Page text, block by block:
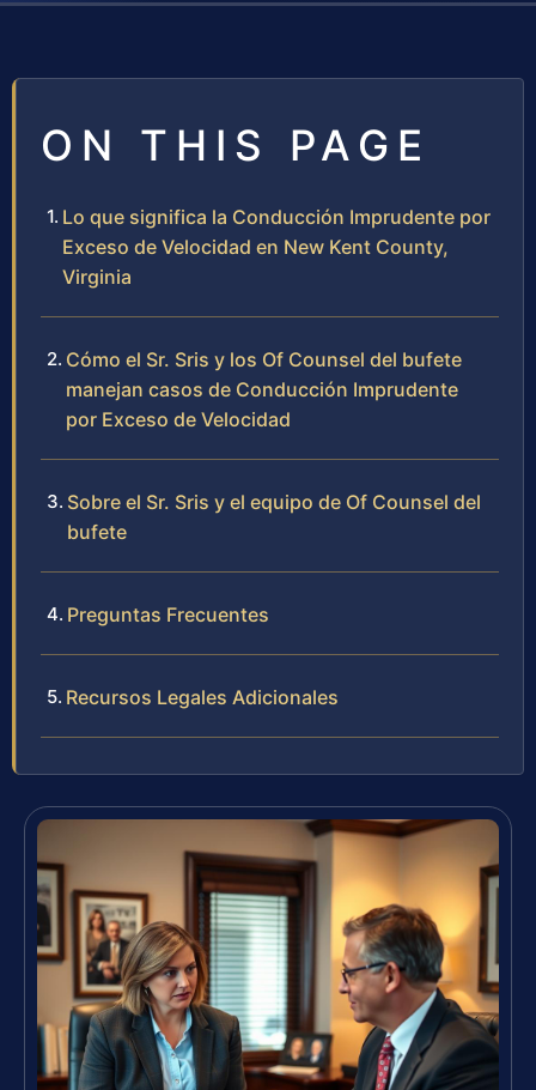
ON THIS PAGE
Lo que significa la Conducción Imprudente por
Exceso de Velocidad en New Kent County,
Virginia
Cómo el Sr. Sris y los Of Counsel del bufete
manejan casos de Conducción Imprudente
por Exceso de Velocidad
Sobre el Sr. Sris y el equipo de Of Counsel del
bufete
Preguntas Frecuentes
Recursos Legales Adicionales